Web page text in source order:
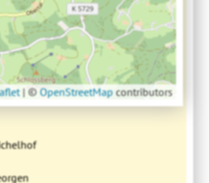
| © OpenStreetMapcontributors